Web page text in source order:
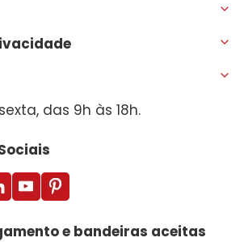
das 9h às 18h.
e bandeiras aceitas